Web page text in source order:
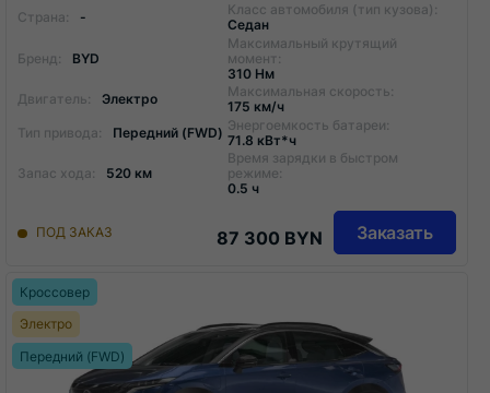
Страна: -
Класс автомобиля (тип кузова):
Седан
Бренд: BYD
Максимальный крутящий
момент:
310 Нм
Двигатель:
Электро
Максимальная скорость:
175 км/ч
Тип привода:
Передний (FWD) Энергоемкость батареи:
71.8 кВт*ч
Запас хода: 520 км
Время зарядки в быстром
режиме:
0.5 ч
ПОД ЗАКАЗ 87 300 BYN Заказать
Кроссовер
Электро
Передний (FWD)